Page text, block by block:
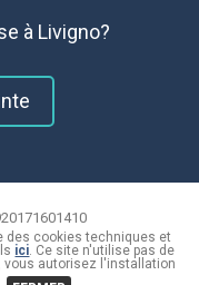
à Livigno?
des cookies
des cookies techniques et
ici. Ce site n'utilise pas de
vous autorisez l'installation